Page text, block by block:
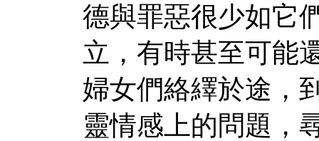
德與罪惡很少如它
立，有時甚至可能
婦女們絡繹於途，
靈情感上的問題，